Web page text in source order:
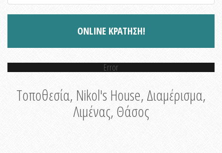
ONLINE ΚΡΑΤΗΣΗ!
Error
Τοποθεσία, Nikol's House, Διαμέρισμα,
Λιμένας, Θάσος